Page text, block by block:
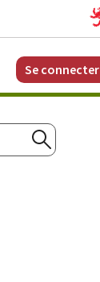
Se connecter
Rechercher